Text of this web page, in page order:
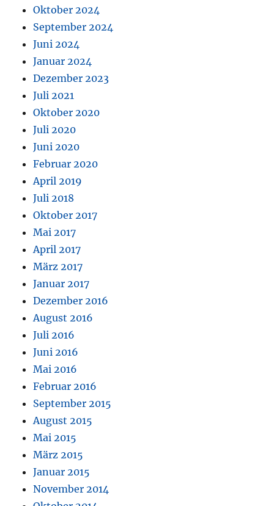
Oktober 2024
September 2024
Juni 2024
Januar 2024
Dezember 2023
Juli 2021
Oktober 2020
Juli 2020
Juni 2020
Februar 2020
April 2019
Juli 2018
Oktober 2017
Mai 2017
April 2017
März 2017
Januar 2017
Dezember 2016
August 2016
Juli 2016
Juni 2016
Mai 2016
Februar 2016
September 2015
August 2015
Mai 2015
März 2015
Januar 2015
November 2014